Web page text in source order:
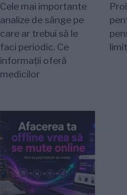
Cele mai importante
analize de sânge pe
care ar trebui să le
faci periodic. Ce
informații oferă
medicilor